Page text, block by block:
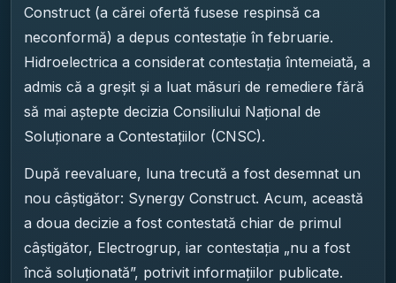
Construct (a cărei ofertă fusese respinsă ca
neconformă) a depus contestație în februarie.
Hidroelectrica a considerat contestația întemeiată, a
admis că a greșit și a luat măsuri de remediere fără
să mai aștepte decizia Consiliului Național de
Soluționare a Contestațiilor (CNSC).
După reevaluare, luna trecută a fost desemnat un
nou câștigător: Synergy Construct. Acum, această
a doua decizie a fost contestată chiar de primul
câștigător, Electrogrup, iar contestația „nu a fost
încă soluționată”, potrivit informațiilor publicate.